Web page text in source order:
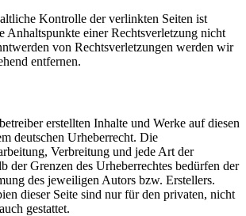
Kontrolle der verlinkten Seiten ist
Anhaltspunkte einer Rechtsverletzung nicht
von Rechtsverletzungen werden wir
entfernen.
erstellten Inhalte und Werke auf diesen
deutschen Urheberrecht. Die
Verbreitung und jede Art der
der Grenzen des Urheberrechtes bedürfen der
des jeweiligen Autors bzw. Erstellers.
dieser Seite sind nur für den privaten, nicht
gestattet.